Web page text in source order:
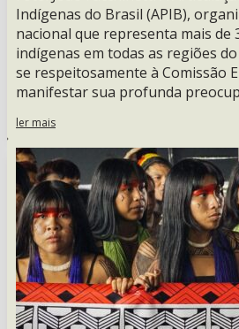
Indígenas do Brasil (APIB),
nacional que representa mais de
indígenas em todas as regiões
se respeitosamente à Comissão
manifestar sua profunda
ler mais